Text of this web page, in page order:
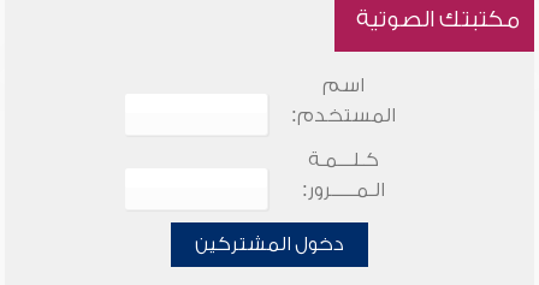
مكتبتك الصوتية
اسم
المستخدم:
كـلـــمـة
الـمـــــرور:
دخول المشتركين